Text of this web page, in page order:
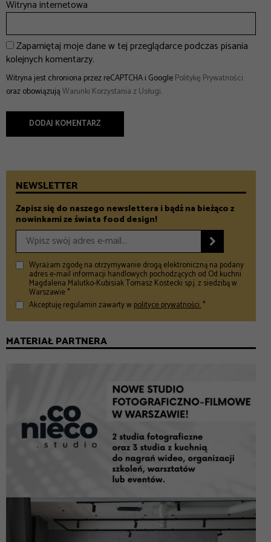
Witryna internetowa
Zapamiętaj moje dane w tej przeglądarce podczas pisania
kolejnych komentarzy.
Witryna jest chroniona przez reCAPTCHA i GooglePolitykę Prywatności
oraz obowiązująWarunki Korzystania z Usługi.
NEWSLETTER
Zapisz się do naszego newslettera i bądź na bieżąco z
nowinkami ze świata food design!

Wyrażam zgodę na otrzymywanie drogą elektroniczną na podany
adres e-mail informacji handlowych pochodzących od Od kuchni
Magdalena Malutko-Kubisiak Tomasz Kostecki sp.j. z siedzibą w
Warszawie *
Akceptuję regulamin zawarty wpolityce prywatności.*
MATERIAŁ PARTNERA